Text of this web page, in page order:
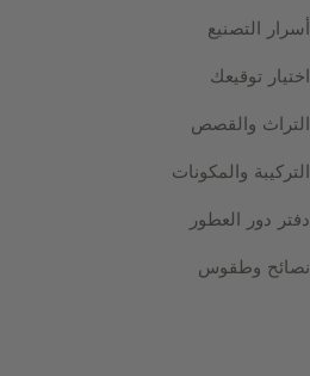
أسرار التصنيع
اختيار توقيعك
التراث والقصص
التركيبة والمكونات
دفتر دور العطور
نصائح وطقوس